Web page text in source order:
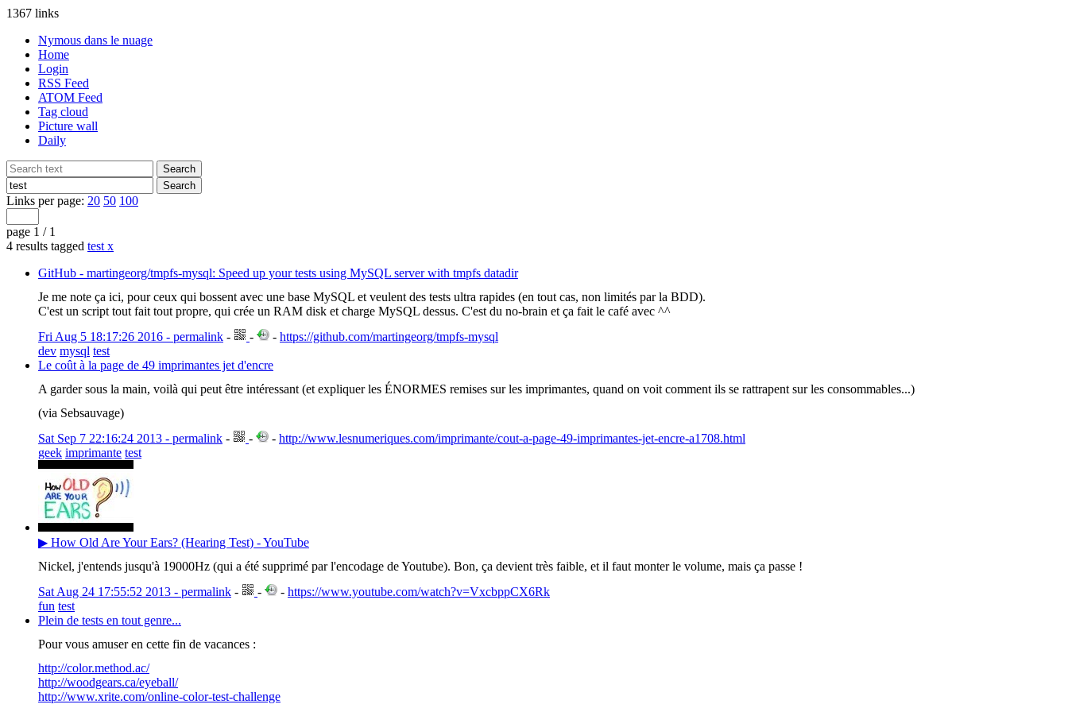
1367 links
Nymous dans le nuage
Home
Login
RSS Feed
ATOM Feed
Tag cloud
Picture wall
Daily
Links per page: 20 50 100
page 1 / 1
4 results tagged test x
GitHub - martingeorg/tmpfs-mysql: Speed up your tests using MySQL server with tmpfs datadir
Je me note ça ici, pour ceux qui bossent avec une base MySQL et veulent des tests ultra rapides (en tout cas, non limités par la BDD).
C'est un script tout fait tout propre, qui crée un RAM disk et charge MySQL dessus. C'est du no-brain et ça fait le café avec ^^
Fri Aug 5 18:17:26 2016 - permalink - - - https://github.com/martingeorg/tmpfs-mysql
dev mysql test
Le coût à la page de 49 imprimantes jet d'encre
A garder sous la main, voilà qui peut être intéressant (et expliquer les ÉNORMES remises sur les imprimantes, quand on voit comment ils se rattrapent sur les consommables...)
(via Sebsauvage)
Sat Sep 7 22:16:24 2013 - permalink - - - http://www.lesnumeriques.com/imprimante/cout-a-page-49-imprimantes-jet-encre-a1708.html
geek imprimante test
▶ How Old Are Your Ears? (Hearing Test) - YouTube
Nickel, j'entends jusqu'à 19000Hz (qui a été supprimé par l'encodage de Youtube). Bon, ça devient très faible, et il faut monter le volume, mais ça passe !
Sat Aug 24 17:55:52 2013 - permalink - - - https://www.youtube.com/watch?v=VxcbppCX6Rk
fun test
Plein de tests en tout genre...
Pour vous amuser en cette fin de vacances :
http://color.method.ac/
http://woodgears.ca/eyeball/
http://www.xrite.com/online-color-test-challenge